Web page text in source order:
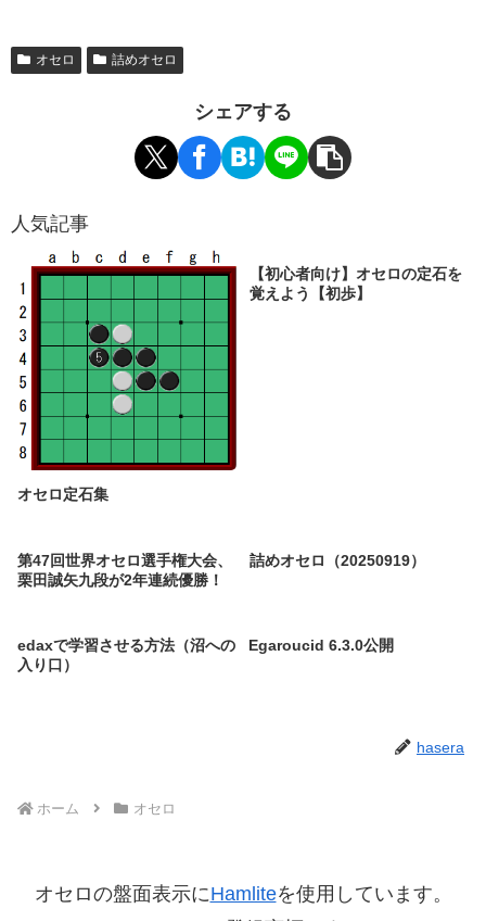
オセロ 詰めオセロ
シェアする
人気記事
オセロ定石集
【初心者向け】オセロの定石を
覚えよう【初歩】
第47回世界オセロ選手権大会、
栗田誠矢九段が2年連続優勝！
詰めオセロ（20250919）
edaxで学習させる方法（沼への
入り口）
Egaroucid 6.3.0公開
hasera
ホーム オセロ
オセロの盤面表示にHamliteを使用しています。